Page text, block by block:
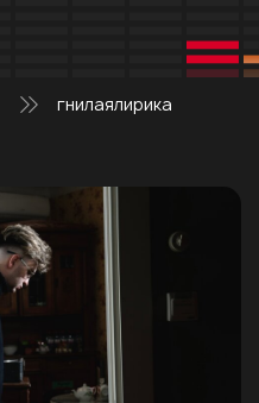
гнилаялирика